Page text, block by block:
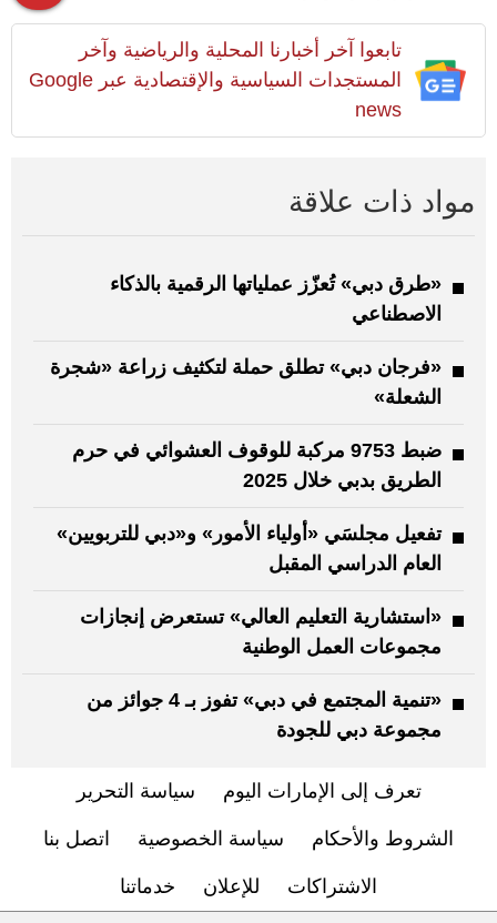
تابعوا آخر أخبارنا المحلية والرياضية وآخر
المستجدات السياسية والإقتصادية عبر Google
news
مواد ذات علاقة
«طرق دبي» تُعزّز عملياتها الرقمية بالذكاء
الاصطناعي
«فرجان دبي» تطلق حملة لتكثيف زراعة «شجرة
الشعلة»
ضبط 9753 مركبة للوقوف العشوائي في حرم
الطريق بدبي خلال 2025
تفعيل مجلسَي «أولياء الأمور» و«دبي للتربويين»
العام الدراسي المقبل
«استشارية التعليم العالي» تستعرض إنجازات
مجموعات العمل الوطنية
«تنمية المجتمع في دبي» تفوز بـ 4 جوائز من
مجموعة دبي للجودة
تعرف إلى الإمارات اليوم سياسة التحرير
الشروط والأحكام سياسة الخصوصية اتصل بنا
الاشتراكات للإعلان خدماتنا